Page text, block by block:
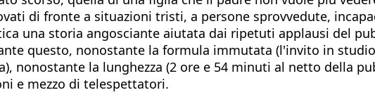
di fronte a situazioni tristi, a persone sprovvedute,
una storia angosciante aiutata dai ripetuti applausi del
questo, nonostante la formula immutata (l'invito in
nonostante la lunghezza (2 ore e 54 minuti al netto della
e mezzo di telespettatori.